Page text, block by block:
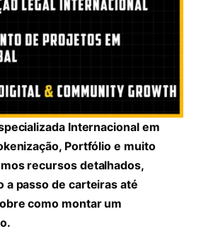
Internacional em
Portfólio e muito
recursos detalhados,
a passo de carteiras até
como montar um